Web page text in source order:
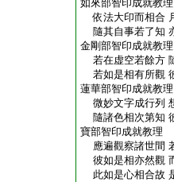
如來部智印成就教理
依法大印而相合
隨其自事若了知
金剛部智印成就教理
若在虚空若餘方
若如是相有所觀
蓮華部智印成就教理
微妙文字成行列
隨諸色相次第知
寶部智印成就教理
應遍觀察諸世間
彼如是相亦然觀
此如是心相合故